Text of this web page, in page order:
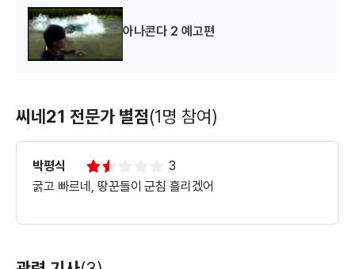
아나콘다 2 예고편
씨네21 전문가 별점(1명 참여)
박평식
3
굵고 빠르네, 땅꾼들이 군침 흘리겠어